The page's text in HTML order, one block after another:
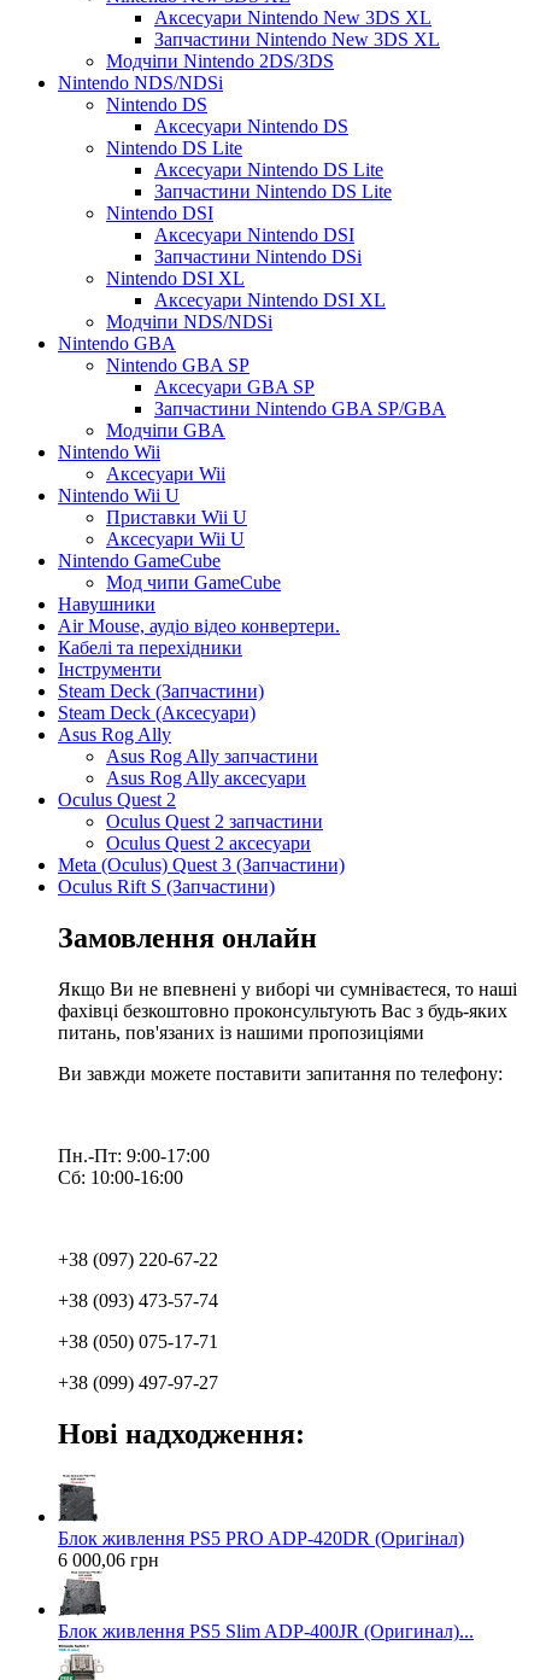
Аксесуари Nintendo New 3DS XL
Запчастини Nintendo New 3DS XL
Модчіпи Nintendo 2DS/3DS
Nintendo NDS/NDSi
Nintendo DS
Аксесуари Nintendo DS
Nintendo DS Lite
Аксесуари Nintendo DS Lite
Запчастини Nintendo DS Lite
Nintendo DSI
Аксесуари Nintendo DSI
Запчастини Nintendo DSi
Nintendo DSI XL
Аксесуари Nintendo DSI XL
Модчіпи NDS/NDSi
Nintendo GBA
Nintendo GBA SP
Аксесуари GBA SP
Запчастини Nintendo GBA SP/GBA
Модчіпи GBA
Nintendo Wii
Аксесуари Wii
Nintendo Wii U
Приставки Wii U
Аксесуари Wii U
Nintendo GameCube
Мод чипи GameCube
Навушники
Air Mouse, аудіо відео конвертери.
Кабелі та перехідники
Інструменти
Steam Deck (Запчастини)
Steam Deck (Аксесуари)
Asus Rog Ally
Asus Rog Ally запчастини
Asus Rog Ally аксесуари
Oculus Quest 2
Oculus Quest 2 запчастини
Oculus Quest 2 аксесуари
Meta (Oculus) Quest 3 (Запчастини)
Oculus Rift S (Запчастини)
Замовлення онлайн
Якщо Ви не впевнені у виборі чи сумніваєтеся, то наші
фахівці безкоштовно проконсультують Вас з будь-яких
питань, пов'язаних із нашими пропозиціями
Ви завжди можете поставити запитання по телефону:
Пн.-Пт: 9:00-17:00
Сб: 10:00-16:00
+38 (097) 220-67-22
+38 (093) 473-57-74
+38 (050) 075-17-71
+38 (099) 497-97-27
Нові надходження:
Блок живлення PS5 PRO ADP-420DR (Оригінал)
6 000,06 грн
Блок живлення PS5 Slim ADP-400JR (Оригинал)...